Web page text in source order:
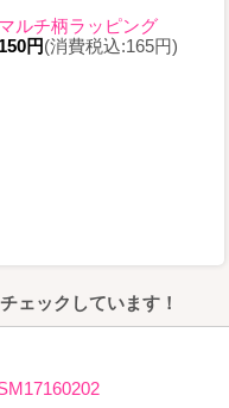
マルチ柄ラッピング
150円(消費税込:165円)
ェックしています！